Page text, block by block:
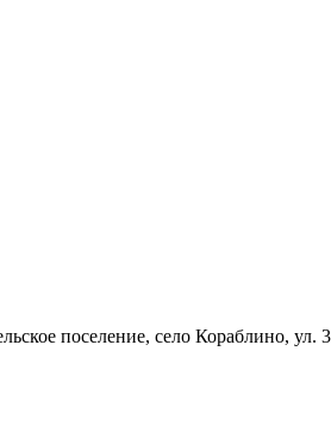
поселение, село Кораблино, ул.